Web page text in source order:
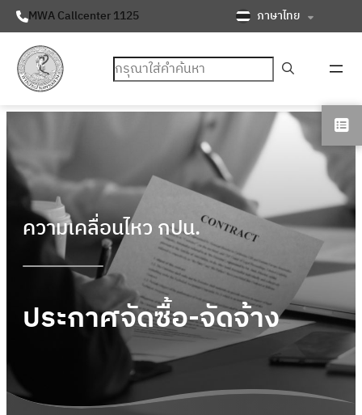
MWA Callcenter 1125 ภาษาไทย
ค้นหา
ความเคลื่อนไหว กปน.
ประกาศจัดซื้อ-จัดจ้าง